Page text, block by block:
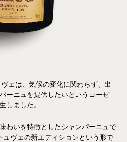
ェは、気候の変化に関わらず、出
ーニュを提供したいというヨーゼ
しました。
わいを特徴としたシャンパーニュで
ュヴェの新エディションという形で